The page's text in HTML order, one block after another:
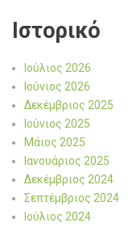
Ιστορικό
Ιούλιος 2026
Ιούνιος 2026
Δεκέμβριος 2025
Ιούνιος 2025
Μάιος 2025
Ιανουάριος 2025
Δεκέμβριος 2024
Σεπτέμβριος 2024
Ιούλιος 2024